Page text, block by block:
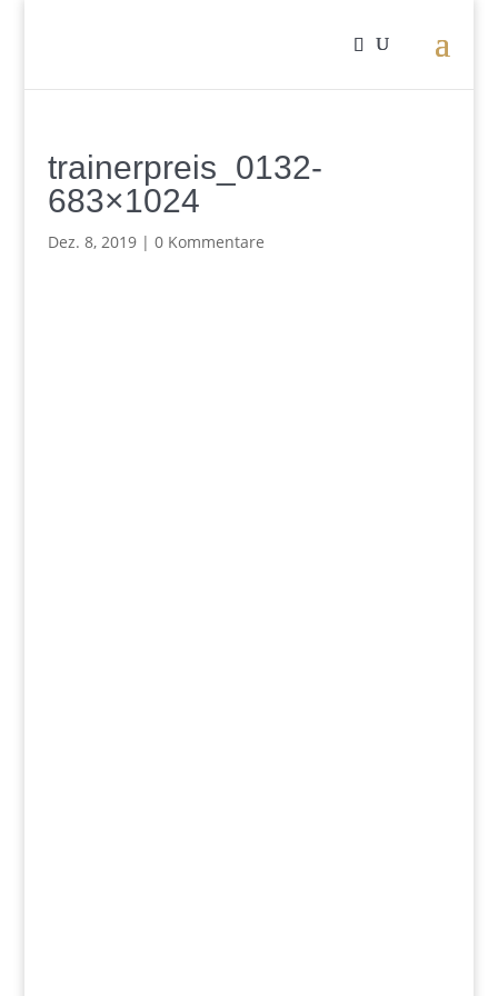
trainerpreis_0132-
683×1024
Dez. 8, 2019| 0 Kommentare